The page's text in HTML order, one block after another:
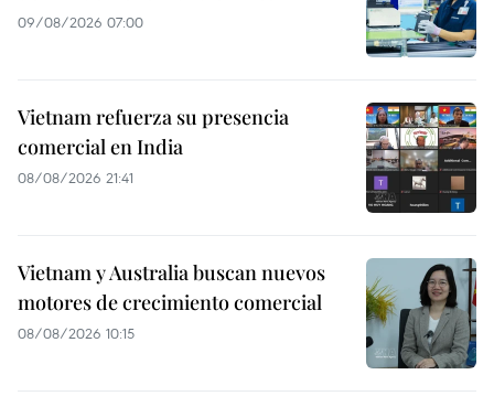
09/08/2026 07:00
Vietnam refuerza su presencia
comercial en India
08/08/2026 21:41
Vietnam y Australia buscan nuevos
motores de crecimiento comercial
08/08/2026 10:15